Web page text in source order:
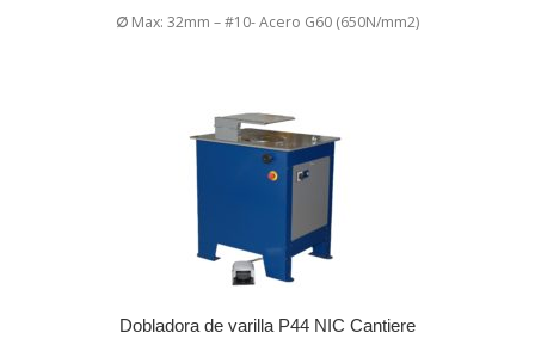
∅ Max: 32mm – #10- Acero G60 (650N/mm2)
Dobladora de varilla P44 NIC Cantiere